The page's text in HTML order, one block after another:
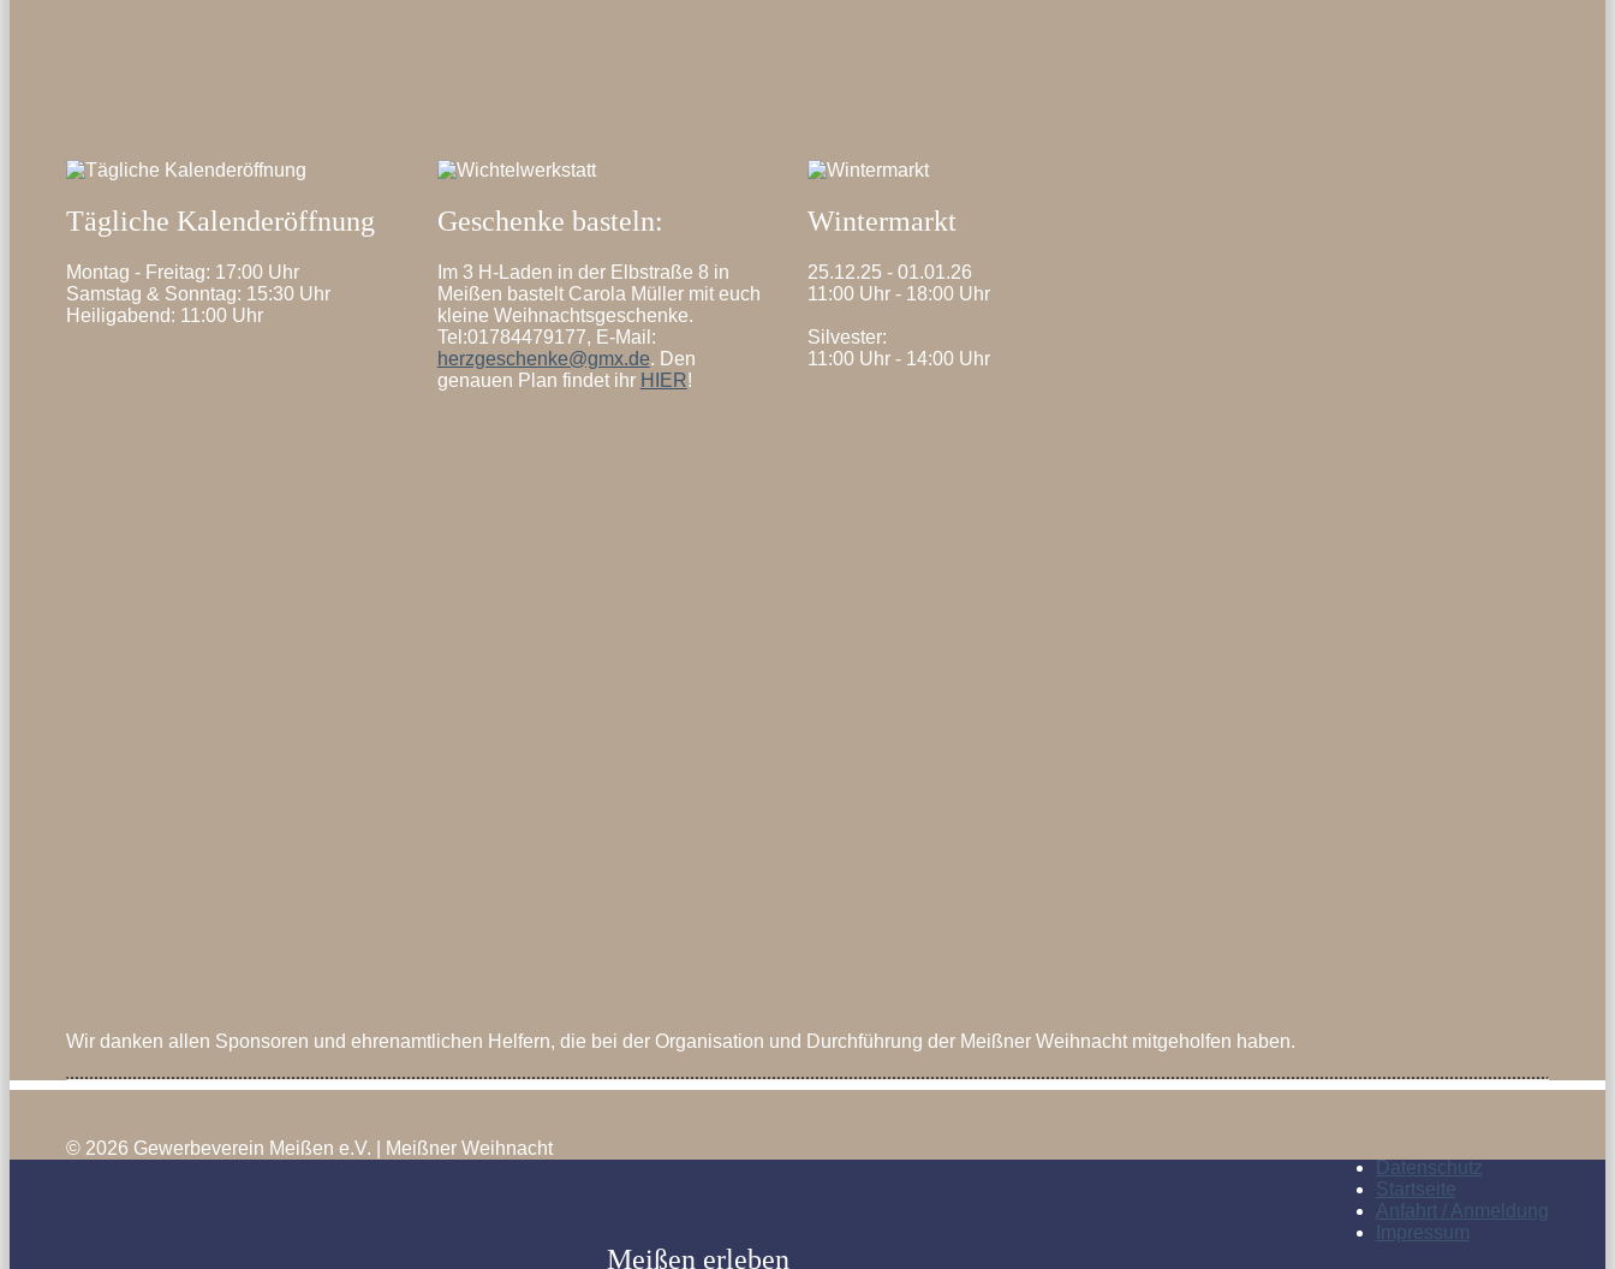
Tägliche Kalenderöffnung
Montag - Freitag: 17:00 Uhr
Samstag & Sonntag: 15:30 Uhr
Heiligabend: 11:00 Uhr
Geschenke basteln:
Im 3 H-Laden in der Elbstraße 8 in
Meißen bastelt Carola Müller mit euch
kleine Weihnachtsgeschenke.
Tel:01784479177, E-Mail:
herzgeschenke@gmx.de. Den
genauen Plan findet ihr HIER!
Wintermarkt
25.12.25 - 01.01.26
11:00 Uhr - 18:00 Uhr
Silvester:
11:00 Uhr - 14:00 Uhr
Wir danken allen Sponsoren und ehrenamtlichen Helfern, die bei der Organisation und Durchführung der Meißner Weihnacht mitgeholfen haben.
© 2026 Gewerbeverein Meißen e.V. | Meißner Weihnacht
Datenschutz
Startseite
Anfahrt / Anmeldung
Impressum
Meißen erleben